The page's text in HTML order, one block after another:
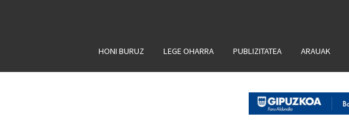
HONI BURUZ LEGE OHARRA PUBLIZITATEA ARAUAK